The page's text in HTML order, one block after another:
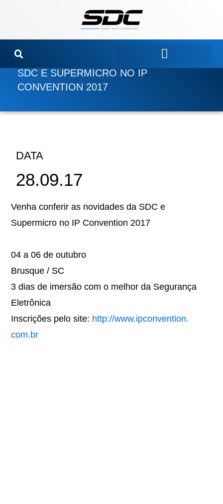
conteúdo
SDC E SUPERMICRO NO IP
CONVENTION 2017
DATA
28.09.17
Venha conferir as novidades da SDC e
Supermicro no IP Convention 2017
04 a 06 de outubro
Brusque / SC
3 dias de imersão com o melhor da Segurança
Eletrônica
Inscrições pelo site: http://www.ipconvention.
com.br